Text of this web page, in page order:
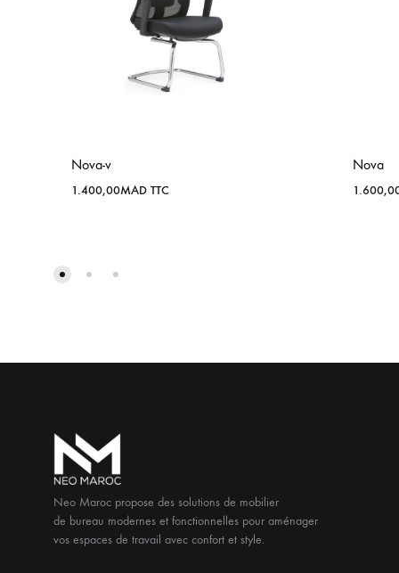
Nova-v
1.400,00MAD TTC
Nova
Neo Maroc propose des solutions de mobilier
de bureau modernes et fonctionnelles pour aménager
vos espaces de travail avec confort et style.